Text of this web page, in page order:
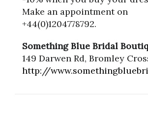
Make an appointment on
+44(0)1204778792.
Something Blue Bridal
149 Darwen Rd, Bromley
http://